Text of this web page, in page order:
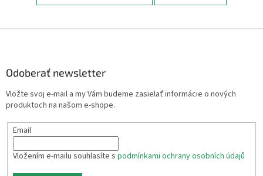
Odoberať newsletter
Vložte svoj e-mail a my Vám budeme zasielať informácie o nových
produktoch na našom e-shope.
Email
Vložením e-mailu souhlasíte s podmínkami ochrany osobních údajů